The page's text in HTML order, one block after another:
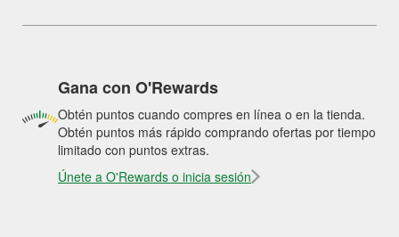
Gana con O'Rewards
Obtén puntos cuando compres en línea o en la tienda.
Obtén puntos más rápido comprando ofertas por tiempo
limitado con puntos extras.
Únete a O'Rewards o inicia sesión